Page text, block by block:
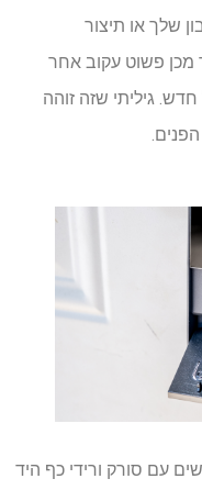
שלך או תיצור
מכן פשוט עקוב אחר
גיליתי שזה זוהה
עם סורק ורידי כף היד